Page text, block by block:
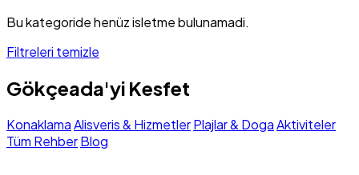
Bu kategoride henüz isletme bulunamadi.
Filtreleri temizle
Gökçeada'yi Kesfet
KonaklamaAlisveris & HizmetlerPlajlar & DogaAktiviteler
Tüm RehberBlog